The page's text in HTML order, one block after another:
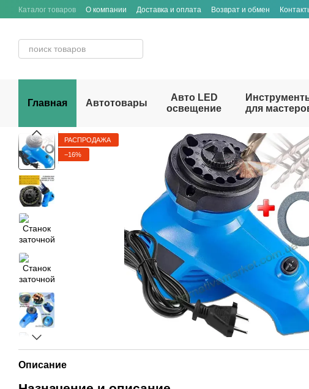
Перейти к основному контенту
Каталог товаров О компании Доставка и оплата Возврат и обмен
Главная Автотовары
Авто LED
освещение
для
РАСПРОДАЖА
−16%
Описание